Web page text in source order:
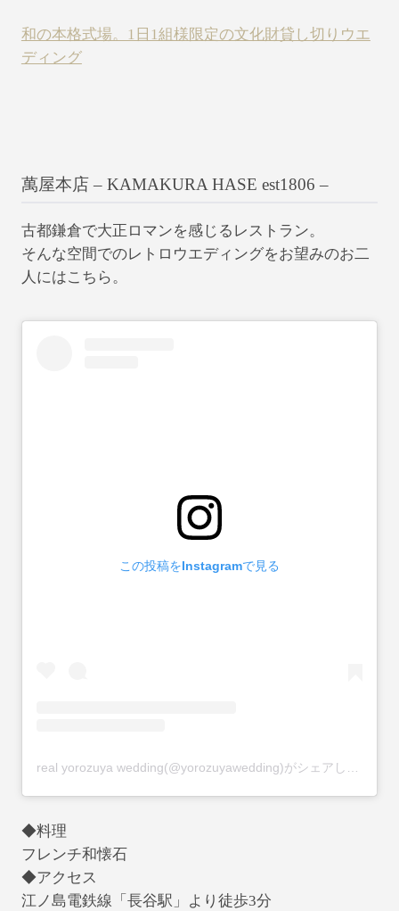
和の本格式場。1日1組様限定の文化財貸し切りウエ
ディング
萬屋本店 – KAMAKURA HASE est1806 –
古都鎌倉で大正ロマンを感じるレストラン。
そんな空間でのレトロウエディングをお望みのお二
人にはこちら。
この投稿をInstagramで見る
real yorozuya wedding(@yorozuyawedding)がシェアした投稿
◆料理
フレンチ和懐石
◆アクセス
江ノ島電鉄線「長谷駅」より徒歩3分